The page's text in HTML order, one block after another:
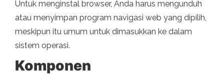
Untuk menginstal browser, Anda harus mengunduh
atau menyimpan program navigasi web yang dipilih,
meskipun itu umum untuk dimasukkan ke dalam
sistem operasi.
Komponen